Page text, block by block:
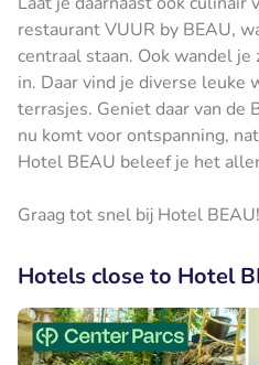
restaurant VUUR by BEAU,
centraal staan. Ook wandel
in. Daar vind je diverse leuke
terrasjes. Geniet daar van de
nu komt voor ontspanning,
Hotel BEAU beleef je het
Graag tot snel bij Hotel BEAU!
Hotels close to Hotel